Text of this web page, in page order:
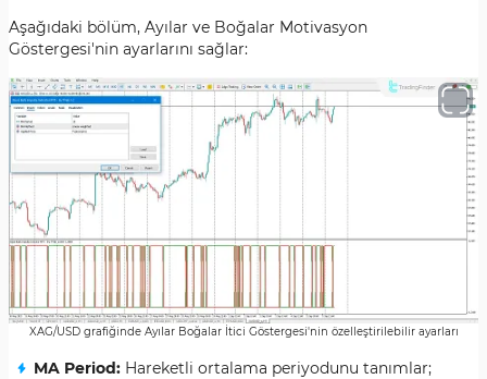
Aşağıdaki bölüm, Ayılar ve Boğalar Motivasyon
Göstergesi'nin ayarlarını sağlar:
XAG/USD grafiğinde Ayılar Boğalar İtici Göstergesi'nin özelleştirilebilir ayarları
MA Period: Hareketli ortalama periyodunu tanımlar;